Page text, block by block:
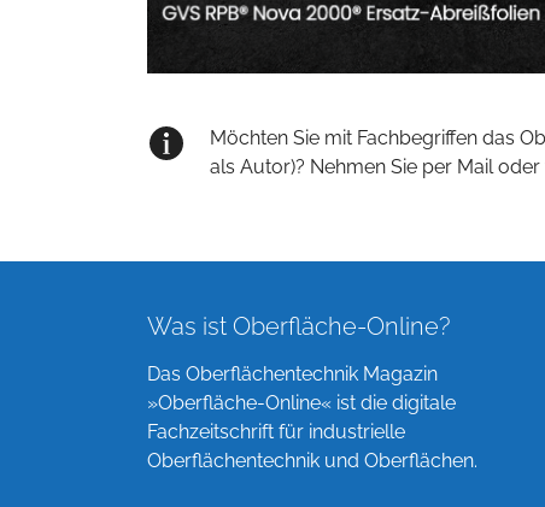
Möchten Sie mit Fachbegriffen das
als Autor)? Nehmen Sie per Mail
Was ist Oberfläche-Online?
Das Oberflächentechnik Magazin
»Oberfläche-Online« ist die digitale
Fachzeitschrift für industrielle
Oberflächentechnik und Oberflächen.